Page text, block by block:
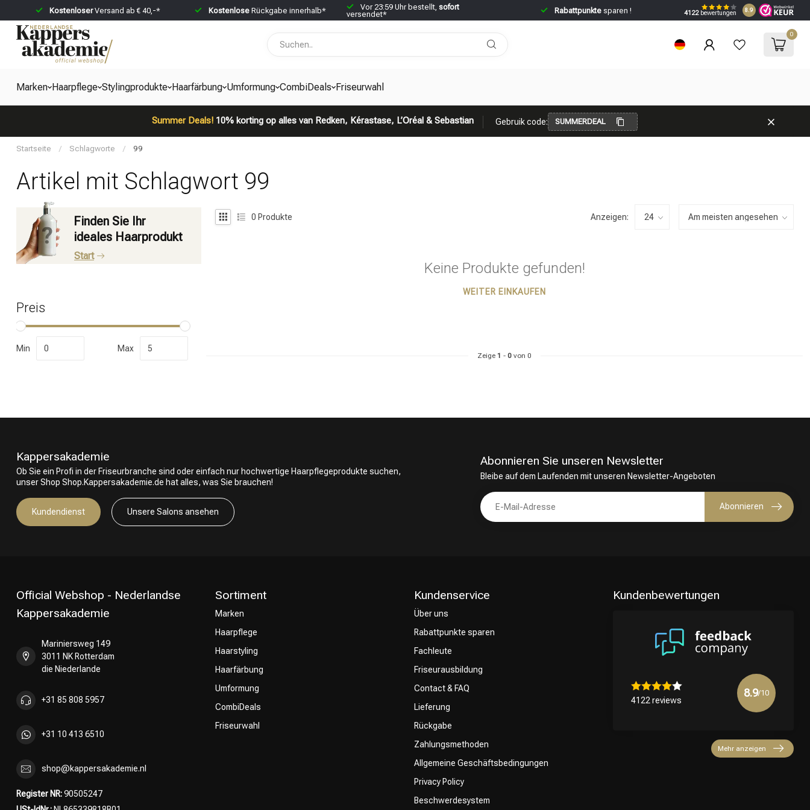
KostenloserVersand ab € 40,-* Kostenlose Rückgabe innerhalb* Vor 23:59 Uhr bestellt, sofort
versendet*
Rabattpunktesparen ! 4122bewertungen 8.9
0
Marken Haarpflege Stylingprodukte Haarfärbung Umformung CombiDeals Friseurwahl
Summer Deals!10% korting op alles van Redken, Kérastase, L’Oréal & Sebastian Gebruik code: SUMMERDEAL
Nach welcher Kategorie suchst du?
Marken
Friseurwahl
Startseite / Schlagworte / 99
Artikel mit Schlagwort 99
Finden Sie Ihr
ideales Haarprodukt
Start
Preis
Min Max
0 Produkte Anzeigen:
Keine Produkte gefunden!
WEITER EINKAUFEN
Zeige 1 - 0 von 0
Kappersakademie
Ob Sie ein Profi in der Friseurbranche sind oder einfach nur hochwertige Haarpflegeprodukte suchen,
unser Shop Shop.Kappersakademie.de hat alles, was Sie brauchen!
Kundendienst Unsere Salons ansehen
Abonnieren Sie unseren Newsletter
Bleibe auf dem Laufenden mit unseren Newsletter-Angeboten
Abonnieren
Official Webshop - Nederlandse
Kappersakademie
Mariniersweg 149
3011 NK Rotterdam
die Niederlande
+31 85 808 5957
+31 10 413 6510
shop@kappersakademie.nl
Register NR:90505247
Sortiment
Marken
Haarpflege
Haarstyling
Haarfärbung
Umformung
CombiDeals
Friseurwahl
Kundenservice
Über uns
Rabattpunkte sparen
Fachleute
Friseurausbildung
Contact & FAQ
Lieferung
Rückgabe
Zahlungsmethoden
Allgemeine Geschäftsbedingungen
Privacy Policy
Beschwerdesystem
Kundenbewertungen
4122 reviews
8.9/10
Mehr anzeigen